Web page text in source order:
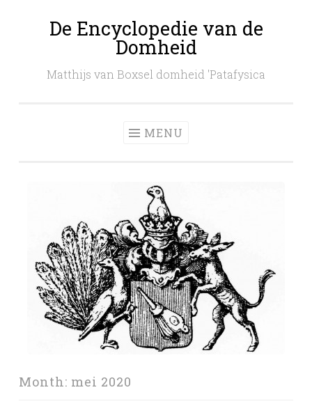
De Encyclopedie van de
Domheid
Matthijs van Boxsel domheid 'Patafysica
MENU
Month: mei 2020